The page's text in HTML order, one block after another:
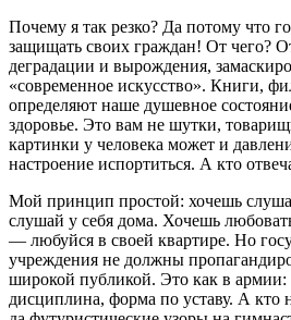
Почему я так резко? Да потому что
защищать своих граждан! От чего?
деградации и вырождения,
«современное искусство». Книги,
определяют наше душевное
здоровье. Это вам не шутки,
картинки у человека может и
настроение испортиться. А кто
Мой принцип простой: хочешь
слушай у себя дома. Хочешь
— любуйся в своей квартире. Но
учреждения не должны
широкой публикой. Это как в
дисциплина, форма по уставу. А кто